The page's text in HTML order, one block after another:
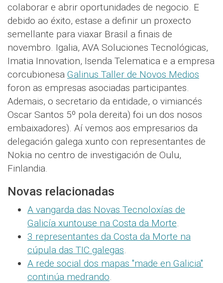
colaborar e abrir oportunidades de negocio. E
debido ao éxito, estase a definir un proxecto
semellante para viaxar Brasil a finais de
novembro. Igalia, AVA Soluciones Tecnológicas,
Imatia Innovation, Isenda Telematica e a empresa
corcubionesa Galinus Taller de Novos Medios
foron as empresas asociadas participantes.
Ademais, o secretario da entidade, o vimiancés
Oscar Santos 5º pola dereita) foi un dos nosos
embaixadores). Aí vemos aos empresarios da
delegación galega xunto con representantes de
Nokia no centro de investigación de Oulu,
Finlandia.
Novas relacionadas
A vangarda das Novas Tecnoloxías de
Galicía xuntouse na Costa da Morte
3 representantes da Costa da Morte na
cúpula das TIC galegas
A rede social dos mapas "made en Galicia"
continúa medrando